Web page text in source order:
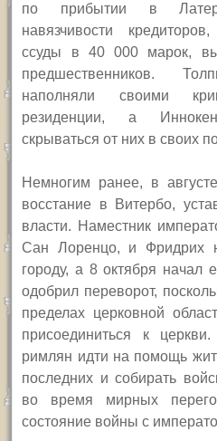
по прибытии в
навязчивости
ссуды в 40 000 марок,
предшественников.
наполняли своими
резиденции, а
скрываться от них в своих
Немногим ранее, в
восстание в Витербо,
власти. Наместник
Сан Лоренцо, и Фридрих
городу, а 8 октября начал
одобрил переворот,
пределах церковной
присоединиться к
римлян идти на помощь
последних и собирать
во время мирных
состояние войны с